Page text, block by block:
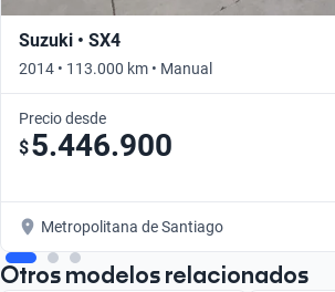
Suzuki • SX4
2014 • 113.000 km • Manual
Precio desde
$5.446.900
Metropolitana de Santiago
Otros modelos relacionados